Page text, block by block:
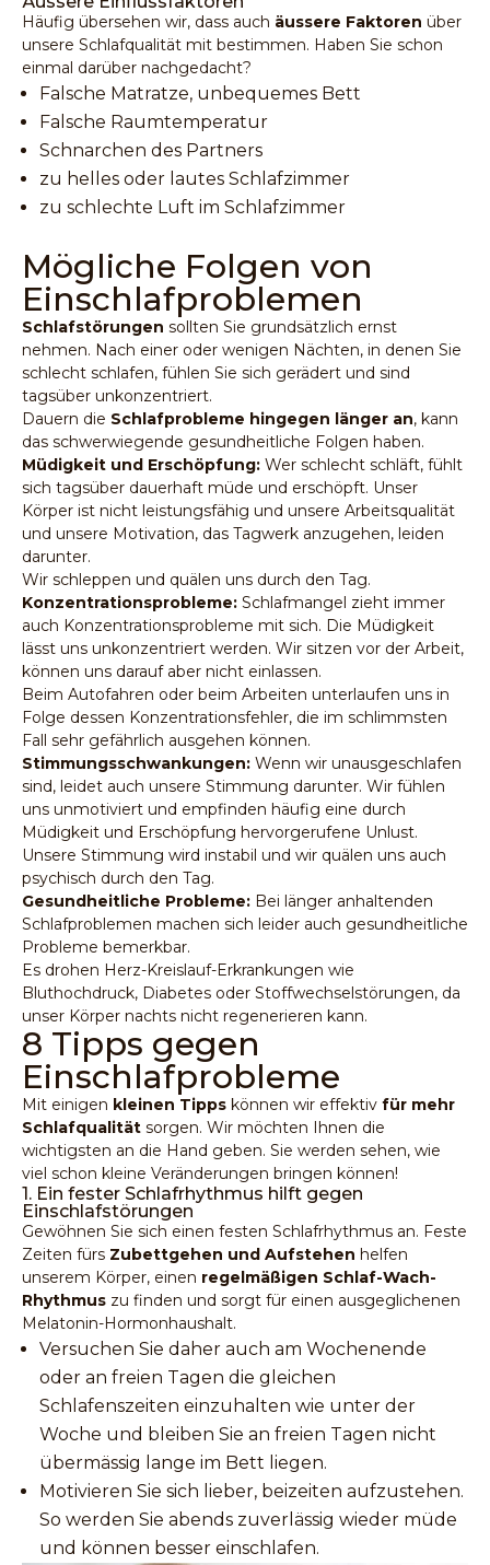
Häufig übersehen wir, dass auch äussere Faktoren über
unsere Schlafqualität mit bestimmen. Haben Sie schon
einmal darüber nachgedacht?
Falsche Matratze, unbequemes Bett
Falsche Raumtemperatur
Schnarchen des Partners
zu helles oder lautes Schlafzimmer
zu schlechte Luft im Schlafzimmer
Mögliche Folgen von
Einschlafproblemen
Schlafstörungen sollten Sie grundsätzlich ernst
nehmen. Nach einer oder wenigen Nächten, in denen Sie
schlecht schlafen, fühlen Sie sich gerädert und sind
tagsüber unkonzentriert.
Dauern die Schlafprobleme hingegen länger an, kann
das schwerwiegende gesundheitliche Folgen haben.
Müdigkeit und Erschöpfung: Wer schlecht schläft, fühlt
sich tagsüber dauerhaft müde und erschöpft. Unser
Körper ist nicht leistungsfähig und unsere Arbeitsqualität
und unsere Motivation, das Tagwerk anzugehen, leiden
darunter.
Wir schleppen und quälen uns durch den Tag.
Konzentrationsprobleme: Schlafmangel zieht immer
auch Konzentrationsprobleme mit sich. Die Müdigkeit
lässt uns unkonzentriert werden. Wir sitzen vor der Arbeit,
können uns darauf aber nicht einlassen.
Beim Autofahren oder beim Arbeiten unterlaufen uns in
Folge dessen Konzentrationsfehler, die im schlimmsten
Fall sehr gefährlich ausgehen können.
Stimmungsschwankungen: Wenn wir unausgeschlafen
sind, leidet auch unsere Stimmung darunter. Wir fühlen
uns unmotiviert und empfinden häufig eine durch
Müdigkeit und Erschöpfung hervorgerufene Unlust.
Unsere Stimmung wird instabil und wir quälen uns auch
psychisch durch den Tag.
Gesundheitliche Probleme: Bei länger anhaltenden
Schlafproblemen machen sich leider auch gesundheitliche
Probleme bemerkbar.
Es drohen Herz-Kreislauf-Erkrankungen wie
Bluthochdruck, Diabetes oder Stoffwechselstörungen, da
unser Körper nachts nicht regenerieren kann.
8 Tipps gegen
Einschlafprobleme
Mit einigen kleinen Tipps können wir effektiv für mehr
Schlafqualität sorgen. Wir möchten Ihnen die
wichtigsten an die Hand geben. Sie werden sehen, wie
viel schon kleine Veränderungen bringen können!
1. Ein fester Schlafrhythmus hilft gegen
Einschlafstörungen
Gewöhnen Sie sich einen festen Schlafrhythmus an. Feste
Zeiten fürs Zubettgehen und Aufstehen helfen
unserem Körper, einen regelmäßigen Schlaf-Wach-
Rhythmus zu finden und sorgt für einen ausgeglichenen
Melatonin-Hormonhaushalt.
Versuchen Sie daher auch am Wochenende
oder an freien Tagen die gleichen
Schlafenszeiten einzuhalten wie unter der
Woche und bleiben Sie an freien Tagen nicht
übermässig lange im Bett liegen.
Motivieren Sie sich lieber, beizeiten aufzustehen.
So werden Sie abends zuverlässig wieder müde
und können besser einschlafen.